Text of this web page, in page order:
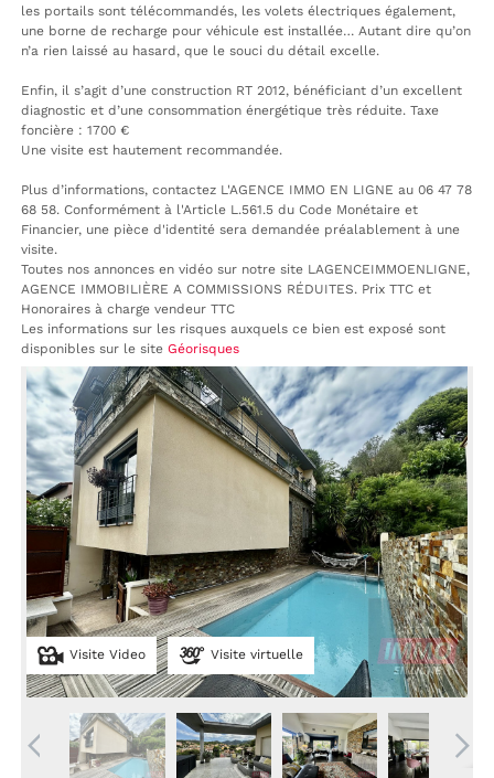
les portails sont télécommandés, les volets électriques également,
une borne de recharge pour véhicule est installée… Autant dire qu’on
n’a rien laissé au hasard, que le souci du détail excelle.
Enfin, il s’agit d’une construction RT 2012, bénéficiant d’un excellent
diagnostic et d’une consommation énergétique très réduite. Taxe
foncière : 1700 €
Une visite est hautement recommandée.
Plus d’informations, contactez L'AGENCE IMMO EN LIGNE au 06 47 78
68 58. Conformément à l'Article L.561.5 du Code Monétaire et
Financier, une pièce d'identité sera demandée préalablement à une
visite.
Toutes nos annonces en vidéo sur notre site LAGENCEIMMOENLIGNE,
AGENCE IMMOBILIÈRE A COMMISSIONS RÉDUITES. Prix TTC et
Honoraires à charge vendeur TTC
Les informations sur les risques auxquels ce bien est exposé sont
disponibles sur le siteGéorisques
Visite Video Visite virtuelle